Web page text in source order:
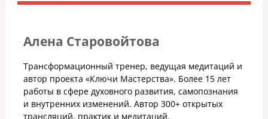
Алена Старовойтова
Трансформационный тренер, ведущая медитаций и
автор проекта «Ключи Мастерства». Более 15 лет
работы в сфере духовного развития, самопознания
и внутренних изменений. Автор 300+ открытых
трансляций, практик и медитаций.